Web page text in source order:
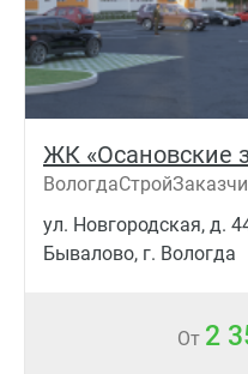
ЖК «Осановские
ул. Новгородская, д.
Бывалово, г. Вологда
От 2